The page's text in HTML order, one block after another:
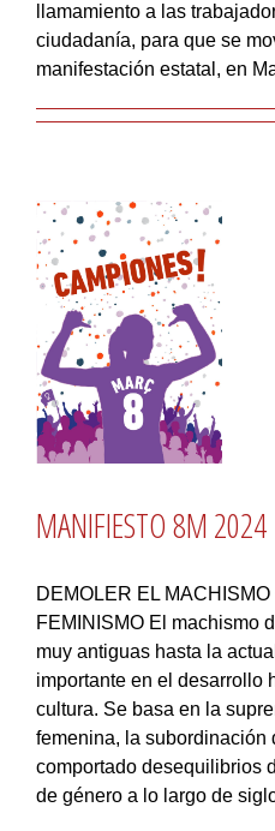
llamamiento a las
ciudadanía, para que se
manifestación estatal, en
MANIFIESTO 8M 2024
DEMOLER EL
FEMINISMO El machismo
muy antiguas hasta la
importante en el desarrollo
cultura. Se basa en la
femenina, la subordinación
comportado desequilibrios
de género a lo largo de